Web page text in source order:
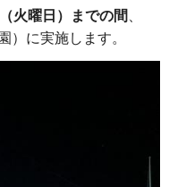
火曜日）までの間
）に実施します。